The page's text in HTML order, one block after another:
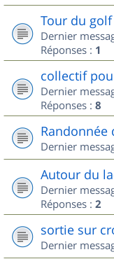
Tour du
Dernier
Réponses : 1
collectif
Dernier
Réponses : 8
Randonnée
Dernier
Autour du
Dernier
Réponses : 2
sortie sur
Dernier